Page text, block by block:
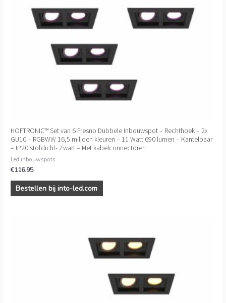
HOFTRONIC™ Set van 6 Fresno Dubbele Inbouwspot – Rechthoek – 2x
GU10 – RGBWW 16,5 miljoen kleuren – 11 Watt 690 lumen – Kantelbaar
– IP20 stofdicht- Zwart – Met kabelconnectoren
Led inbouwspots
€116.95
Bestellen bij into-led.com